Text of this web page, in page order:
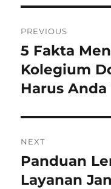
navigation
PREVIOUS
Previous
post:
5 Fakta
Kolegium
Harus Anda
NEXT
Next
post:
Panduan
Layanan